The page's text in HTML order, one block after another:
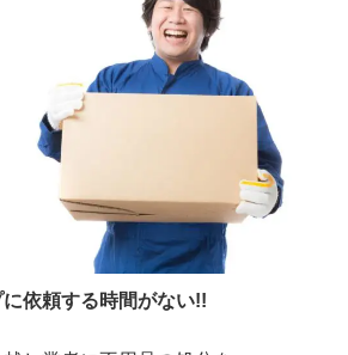
依頼する時間がない!!